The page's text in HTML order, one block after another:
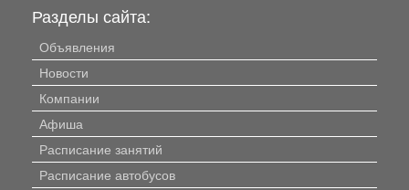
Разделы сайта:
Объявления
Новости
Компании
Афиша
Расписание занятий
Расписание автобусов